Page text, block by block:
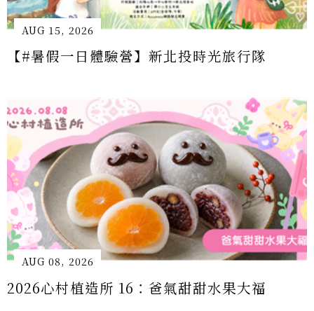
【#暑假一日體驗營】新北投時光旅行隊
AUG 08, 2026
2026心村植造所 16：爸氣甜甜水果大福
看更多 More